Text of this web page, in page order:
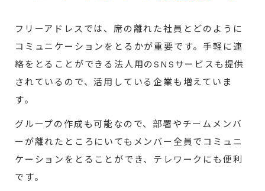
フリーアドレスでは、席の離れた社員とどのように
コミュニケーションをとるかが重要です。手軽に連
絡をとることができる法人用のSNSサービスも提供
されているので、活用している企業も増えていま
す。
グループの作成も可能なので、部署やチームメンバ
ーが離れたところにいてもメンバー全員でコミュニ
ケーションをとることができ、テレワークにも便利
です。